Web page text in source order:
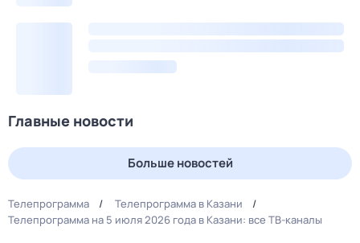
Главные новости
Больше новостей
Телепрограмма
Телепрограмма в Казани
Телепрограмма на 5 июля 2026 года в Казани: все ТВ-каналы